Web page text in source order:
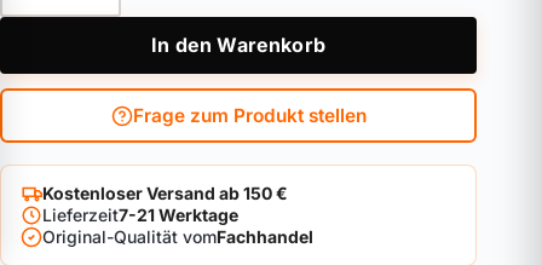
In den Warenkorb
Frage zum Produkt stellen
Kostenloser Versand ab 150 €
Lieferzeit7-21 Werktage
Original-Qualität vomFachhandel